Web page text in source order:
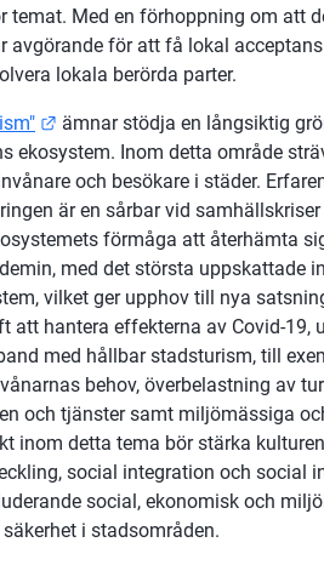
temat. Med en förhoppning om att
avgörande för att få lokal
lokala berörda parter.
Länk till annan webbplats.
ämnar stödja en långsiktig
ekosystem. Inom detta område
och besökare i städer.
är en sårbar vid
förmåga att återhämta
med det största uppskattade
vilket ger upphov till nya
att hantera effekterna av Covid-19,
med hållbar stadsturism, till
behov, överbelastning av
och tjänster samt miljömässiga
inom detta tema bör stärka
social integration och social
social, ekonomisk och
i stadsområden.